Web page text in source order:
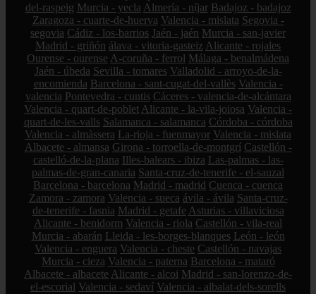
del-raspeig Murcia - yecla Almería - níjar Badajoz - badajoz
Zaragoza - cuarte-de-huerva Valencia - mislata Segovia -
segovia Cádiz - los-barrios Jaén - jaén Murcia - san-javier
Madrid - griñón álava - vitoria-gasteiz Alicante - rojales
Ourense - ourense A-coruña - ferrol Málaga - benalmádena
Jaén - úbeda Sevilla - tomares Valladolid - arroyo-de-la-
encomienda Barcelona - sant-cugat-del-vallès Valencia -
valencia Pontevedra - cuntis Cáceres - valencia-de-alcántara
Valencia - quart-de-poblet Alicante - la-vila-joiosa Valencia -
quart-de-les-valls Salamanca - salamanca Córdoba - córdoba
Valencia - almàssera La-rioja - fuenmayor Valencia - mislata
Albacete - almansa Girona - torroella-de-montgrí Castellón -
castelló-de-la-plana Illes-balears - ibiza Las-palmas - las-
palmas-de-gran-canaria Santa-cruz-de-tenerife - el-sauzal
Barcelona - barcelona Madrid - madrid Cuenca - cuenca
Zamora - zamora Valencia - sueca ávila - ávila Santa-cruz-
de-tenerife - fasnia Madrid - getafe Asturias - villaviciosa
Alicante - benidorm Valencia - riola Castellón - vila-real
Murcia - abarán Lleida - les-borges-blanques León - león
Valencia - enguera Valencia - cheste Castellón - navajas
Murcia - cieza Valencia - paterna Barcelona - mataró
Albacete - albacete Alicante - alcoi Madrid - san-lorenzo-de-
el-escorial Valencia - sedaví Valencia - albalat-dels-sorells